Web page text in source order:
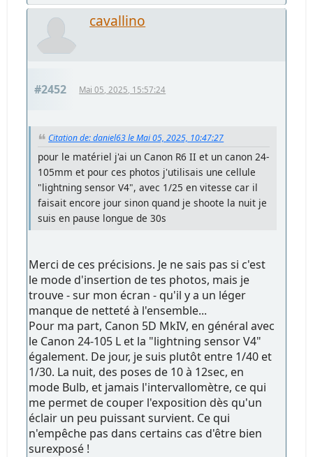
cavallino
#2452 Mai 05, 2025, 15:57:24
Citation de: daniel63 le Mai 05, 2025, 10:47:27
pour le matériel j'ai un Canon R6 II et un canon 24-
105mm et pour ces photos j'utilisais une cellule
"lightning sensor V4", avec 1/25 en vitesse car il
faisait encore jour sinon quand je shoote la nuit je
suis en pause longue de 30s
Merci de ces précisions. Je ne sais pas si c'est
le mode d'insertion de tes photos, mais je
trouve - sur mon écran - qu'il y a un léger
manque de netteté à l'ensemble...
Pour ma part, Canon 5D MkIV, en général avec
le Canon 24-105 L et la "lightning sensor V4"
également. De jour, je suis plutôt entre 1/40 et
1/30. La nuit, des poses de 10 à 12sec, en
mode Bulb, et jamais l'intervallomètre, ce qui
me permet de couper l'exposition dès qu'un
éclair un peu puissant survient. Ce qui
n'empêche pas dans certains cas d'être bien
surexposé !